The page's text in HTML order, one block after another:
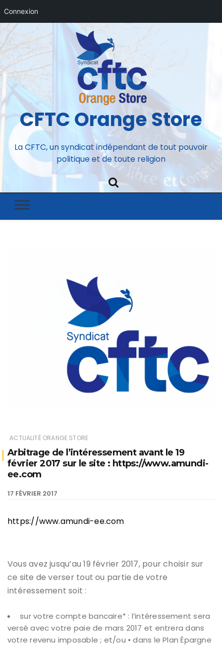
Connexion
CFTC Orange Store
La CFTC, un syndicat indépendant de tout pouvoir
politique et de toute religion
ACTUALITÉ ORANGE STORE
Arbitrage de l’intéressement avant le 19
février 2017 sur le site : https://www.amundi-
ee.com
17 FÉVRIER 2017
https://www.amundi-ee.com
Vous avez jusqu’au 19 février 2017, pour choisir sur
ce site de verser tout ou partie de votre
intéressement soit :
sur votre compte bancaire* : l’intéressement sera
versé avec votre paie de mars 2017 et entrera dans
votre revenu imposable ; et/ou • dans le Plan Épargne